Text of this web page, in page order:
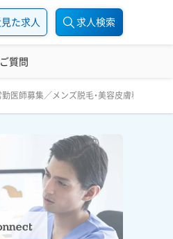
た求人 求人検索
美容医療辞典
質問
師募集／メンズ脱毛・美容皮膚科／問診